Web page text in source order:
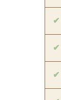
✔
✔
✔